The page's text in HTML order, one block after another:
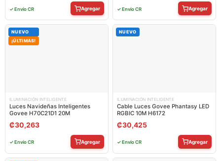
✓ Envío CR Agregar ✓ Envío CR Agregar
NUEVO
¡ÚLTIMAS!
ILUMINACIÓN INTELIGENTE
Luces Navideñas Inteligentes
Govee H70C21D1 20M
₡30,263
✓ Envío CR Agregar
NUEVO
ILUMINACIÓN INTELIGENTE
Cable Luces Govee Phantasy LED
RGBIC 10M H6172
₡30,425
✓ Envío CR Agregar